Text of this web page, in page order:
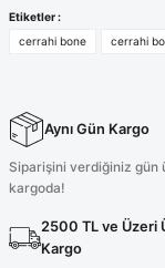
Etiketler :
cerrahi bone
cerrahi
Aynı Gün Kargo
Siparişini verdiğiniz gün
kargoda!
2500 TL ve Üzeri
Kargo